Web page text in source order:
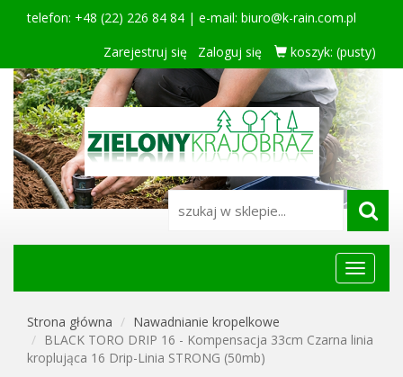
telefon: +48 (22) 226 84 84 | e-mail: biuro@k-rain.com.pl
Zarejestruj się
Zaloguj się koszyk: (pusty)
Menu
główne
Strona główna
Nawadnianie kropelkowe
BLACK TORO DRIP 16 - Kompensacja 33cm Czarna linia
kroplująca 16 Drip-Linia STRONG (50mb)